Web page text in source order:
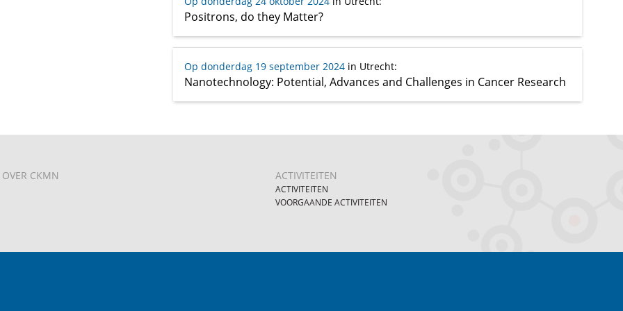
Positrons, do they Matter?
Op donderdag 19 september 2024in Utrecht:
Nanotechnology: Potential, Advances and Challenges in Cancer Research
OVER CKMN ACTIVITEITEN
ACTIVITEITEN
VOORGAANDE ACTIVITEITEN